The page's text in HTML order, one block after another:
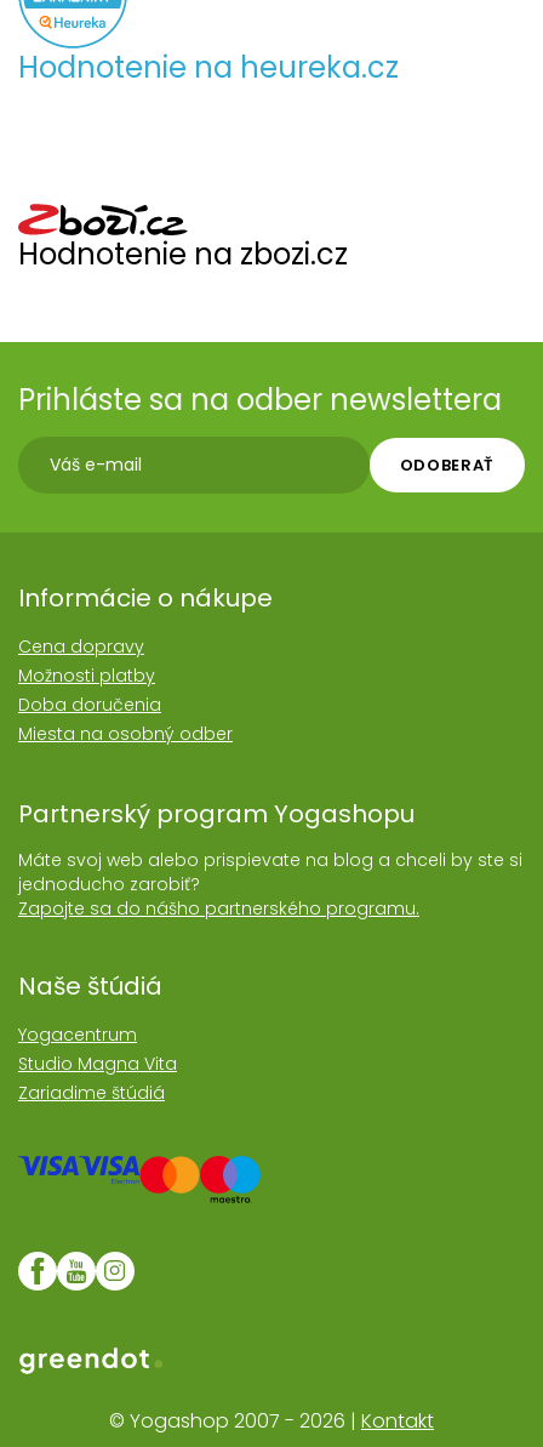
Hodnotenie na heureka.cz
Hodnotenie na zbozi.cz
Prihláste sa na odber newslettera
ODOBERAŤ
Informácie o nákupe
Cena dopravy
Možnosti platby
Doba doručenia
Miesta na osobný odber
Partnerský program Yogashopu
Máte svoj web alebo prispievate na blog a chceli by ste si
jednoducho zarobiť?
Zapojte sa do nášho partnerského programu.
Naše štúdiá
Yogacentrum
Studio Magna Vita
Zariadime štúdiá
Web realizoval Greendot
© Yogashop 2007 - 2026 | Kontakt